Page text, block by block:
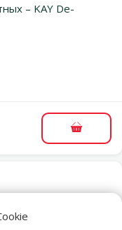
– KAY De-
В